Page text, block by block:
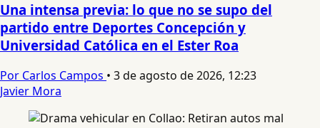
Una intensa previa: lo que no se supo del
partido entre Deportes Concepción y
Universidad Católica en el Ester Roa
Por Carlos Campos • 3 de agosto de 2026, 12:23
Javier Mora